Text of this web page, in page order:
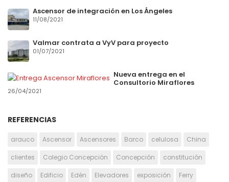
Ascensor de integración en Los Ángeles
11/08/2021
Valmar contrata a VyV para proyecto
01/07/2021
Nueva entrega en el
Consultorio Miraflores
26/04/2021
REFERENCIAS
arauco Ascensor Ascensores Barco celulosa China
clientes Colegio Concepción Concepción constitución
diseño Edificio Edén Elevadores exposición Ferry